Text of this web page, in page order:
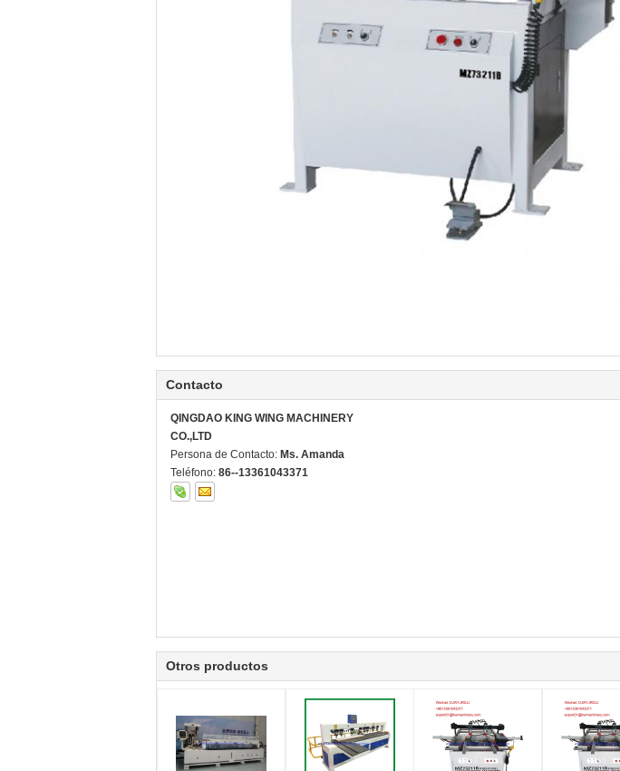
Contacto
QINGDAO KING WING MACHINERY
CO.,LTD
Persona de Contacto: Ms. Amanda
Teléfono: 86--13361043371
Otros productos